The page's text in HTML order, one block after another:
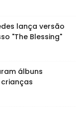
lança versão
"The Blessing"
álbuns